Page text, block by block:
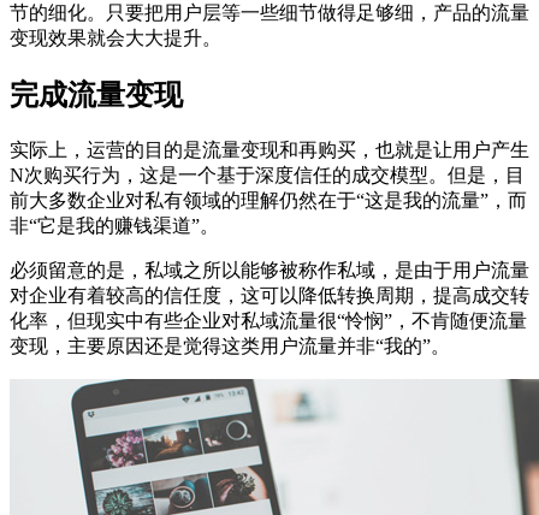
节的细化。只要把用户层等一些细节做得足够细，产品的流量
变现效果就会大大提升。
完成流量变现
实际上，运营的目的是流量变现和再购买，也就是让用户产生
N次购买行为，这是一个基于深度信任的成交模型。但是，目
前大多数企业对私有领域的理解仍然在于“这是我的流量”，而
非“它是我的赚钱渠道”。
必须留意的是，私域之所以能够被称作私域，是由于用户流量
对企业有着较高的信任度，这可以降低转换周期，提高成交转
化率，但现实中有些企业对私域流量很“怜悯”，不肯随便流量
变现，主要原因还是觉得这类用户流量并非“我的”。